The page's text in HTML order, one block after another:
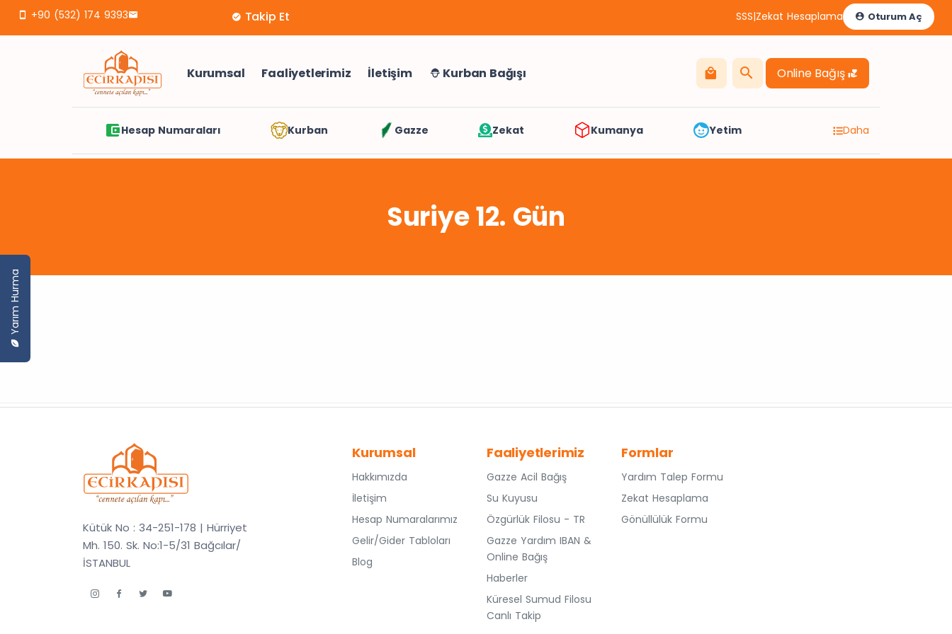
Yarım Hurma
+90 (532) 174 9393 Takip Et SSS|Zekat Hesaplama Oturum Aç
Kurumsal Faaliyetlerimiz İletişim Kurban Bağışı Online Bağış
Hesap Numaraları Kurban Gazze Zekat Kumanya Yetim Daha
Suriye 12. Gün
Kütük No : 34-251-178 | Hürriyet
Mh. 150. Sk. No:1-5/31 Bağcılar/
İSTANBUL
Kurumsal
Hakkımızda
İletişim
Hesap Numaralarımız
Gelir/Gider Tabloları
Blog
Faaliyetlerimiz
Gazze Acil Bağış
Su Kuyusu
Özgürlük Filosu - TR
Gazze Yardım IBAN &
Online Bağış
Haberler
Küresel Sumud Filosu
Canlı Takip
Formlar
Yardım Talep Formu
Zekat Hesaplama
Gönüllülük Formu